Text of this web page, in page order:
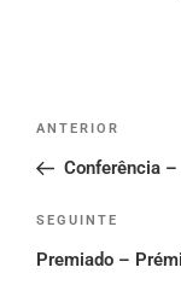
Post
Conteúdo
anterior
ANTERIOR
Conferência –
Conteúdo
seguinte
SEGUINTE
Premiado –